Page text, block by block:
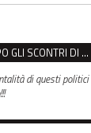
MINACCE ONLINE A LEPORE DOPO GLI SCONTRI DI BOLOGNA, ASSEGNATA LA SCORTA AL SINDACO
di questi politici